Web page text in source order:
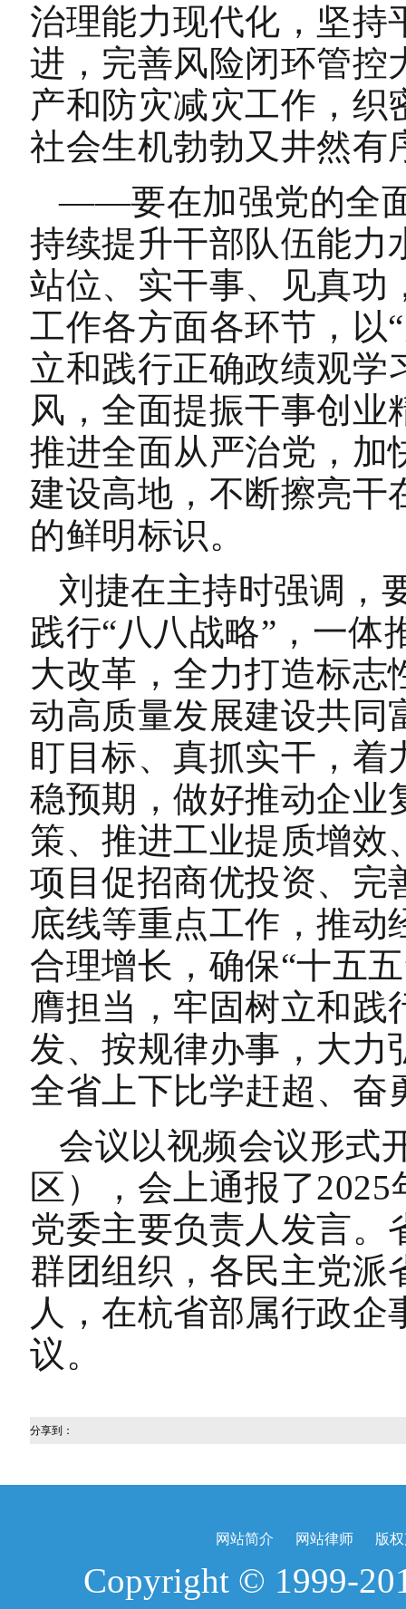
治理能力现代化，坚持
进，完善风险闭环管控
产和防灾减灾工作，织
社会生机勃勃又井然有
——要在加强党的全
持续提升干部队伍能力
站位、实干事、见真功
工作各方面各环节，以
立和践行正确政绩观学
风，全面提振干事创
推进全面从严治党，加
建设高地，不断擦亮干
的鲜明标识。
刘捷在主持时强调，
践行“八八战略”，一
大改革，全力打造标志
动高质量发展建设共同
盯目标、真抓实干，
稳预期，做好推动企业
策、推进工业提质增效
项目促招商优投资、完
底线等重点工作，推
合理增长，确保“十五
膺担当，牢固树立和
发、按规律办事，大力
全省上下比学赶超、奋
会议以视频会议形式
区），会上通报了
党委主要负责人发言。
群团组织，各民主党派
人，在杭省部属行政
议。
分享到：
网站简介 网站律师 版
Copyright © 1999-